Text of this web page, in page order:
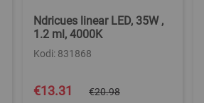
Ndricues linear LED, 35W ,
1.2 ml, 4000K
Kodi: 831868
Special
Price
€13.31 €20.98